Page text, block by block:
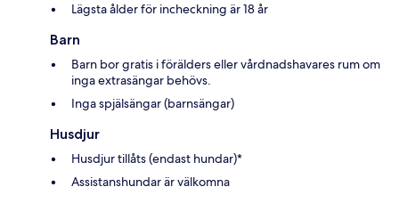
Lägsta ålder för incheckning är 18 år
Barn
Barn bor gratis i förälders eller vårdnadshavares rum om
inga extrasängar behövs.
Inga spjälsängar (barnsängar)
Husdjur
Husdjur tillåts (endast hundar)*
Assistanshundar är välkomna